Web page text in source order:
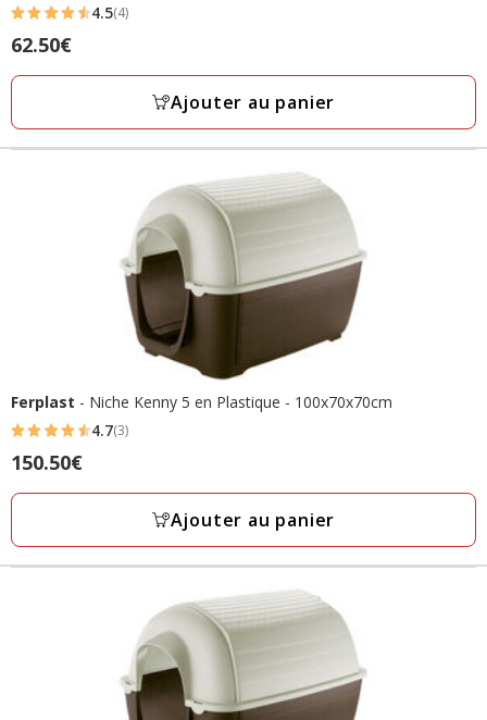
4.5
étoiles
avec
avis
4.5(4)
Prix
62.50€
62.50€
Ajouter au panier
Ferplast - Niche Kenny 5 en Plastique - 100x70x70cm
4.7
étoiles
avec
avis
4.7(3)
Prix
150.50€
150.50€
Ajouter au panier